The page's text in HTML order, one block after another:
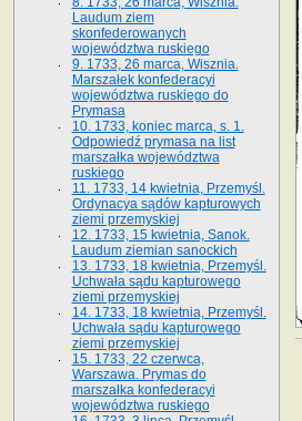
Laudum ziem
skonfederowanych
województwa ruskiego
9. 1733, 26 marca, Wisznia.
Marszałek konfederacyi
województwa ruskiego do
Prymasa
10. 1733, koniec marca, s. 1.
Odpowiedź prymasa na list
marszałka województwa
ruskiego
11. 1733, 14 kwietnia, Przemyśl.
Ordynacya sądów kapturowych
ziemi przemyskiej
12. 1733, 15 kwietnia, Sanok.
Laudum ziemian sanockich
13. 1733, 18 kwietnia, Przemyśl.
Uchwała sądu kapturowego
ziemi przemyskiej
14. 1733, 18 kwietnia, Przemyśl.
Uchwała sądu kapturowego
ziemi przemyskiej
15. 1733, 22 czerwca,
Warszawa. Prymas do
marszałka konfederacyi
województwa ruskiego